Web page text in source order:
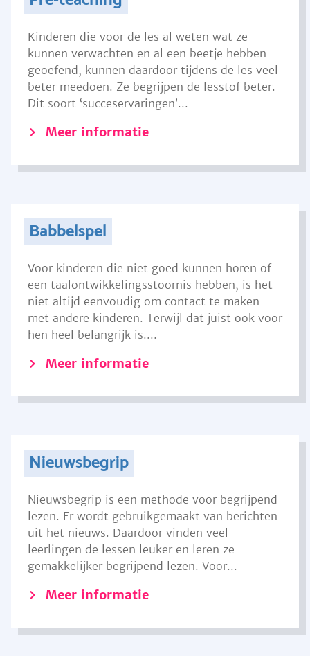
Kinderen die voor de les al weten wat ze
kunnen verwachten en al een beetje hebben
geoefend, kunnen daardoor tijdens de les veel
beter meedoen. Ze begrijpen de lesstof beter.
Dit soort ‘succeservaringen’...
Meer informatie
Babbelspel
Voor kinderen die niet goed kunnen horen of
een taalontwikkelingsstoornis hebben, is het
niet altijd eenvoudig om contact te maken
met andere kinderen. Terwijl dat juist ook voor
hen heel belangrijk is....
Meer informatie
Nieuwsbegrip
Nieuwsbegrip is een methode voor begrijpend
lezen. Er wordt gebruikgemaakt van berichten
uit het nieuws. Daardoor vinden veel
leerlingen de lessen leuker en leren ze
gemakkelijker begrijpend lezen. Voor...
Meer informatie